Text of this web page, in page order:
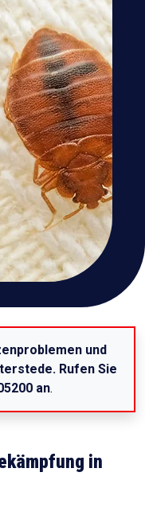
und
Rufen Sie
an.
in